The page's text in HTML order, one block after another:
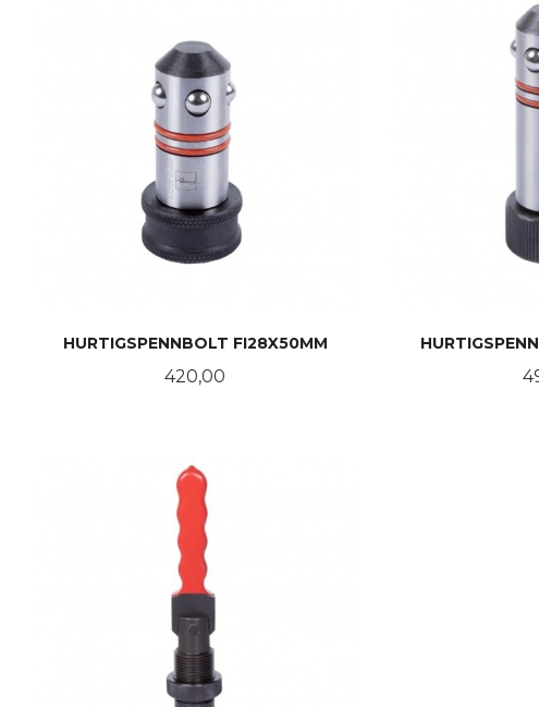
HURTIGSPENNBOLT FI28X50MM
Pris
420,00